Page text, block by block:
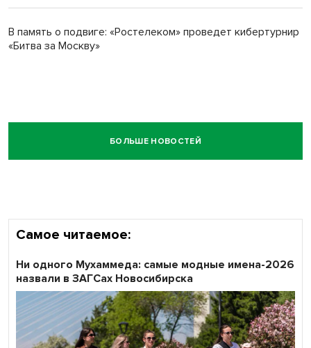
В память о подвиге: «Ростелеком» проведет кибертурнир
«Битва за Москву»
БОЛЬШЕ НОВОСТЕЙ
Самое читаемое:
Ни одного Мухаммеда: самые модные имена-2026
назвали в ЗАГСах Новосибирска